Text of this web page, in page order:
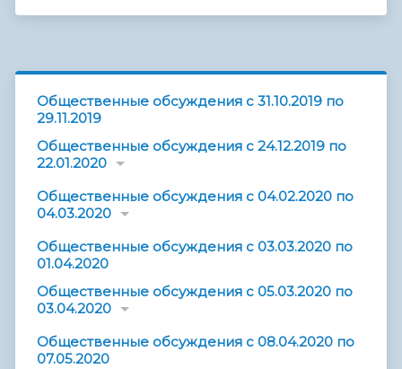
Общественные обсуждения с 31.10.2019 по
29.11.2019
Общественные обсуждения с 24.12.2019 по
22.01.2020
Общественные обсуждения с 04.02.2020 по
04.03.2020
Общественные обсуждения с 03.03.2020 по
01.04.2020
Общественные обсуждения с 05.03.2020 по
03.04.2020
Общественные обсуждения с 08.04.2020 по
07.05.2020